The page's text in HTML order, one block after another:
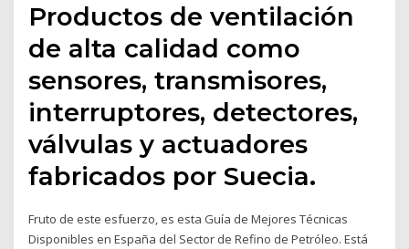
Productos de ventilación
de alta calidad como
sensores, transmisores,
interruptores, detectores,
válvulas y actuadores
fabricados por Suecia.
Fruto de este esfuerzo, es esta Guía de Mejores Técnicas
Disponibles en España del Sector de Refino de Petróleo. Está